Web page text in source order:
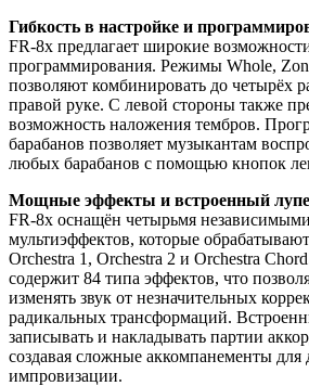
Гибкость в настройке и
FR-8x предлагает широкие
программирования. Режимы Whole,
позволяют комбинировать до четырёх
правой руке. С левой стороны также
возможность наложения тембров.
барабанов позволяет музыкантам
любых барабанов с помощью кнопок
Мощные эффекты и встроенный
FR-8x оснащён четырьмя
мультиэффектов, которые
Orchestra 1, Orchestra 2 и Orchestra
содержит 84 типа эффектов, что
изменять звук от незначительных
радикальных трансформаций.
записывать и накладывать партии
создавая сложные аккомпанементы для
импровизации.